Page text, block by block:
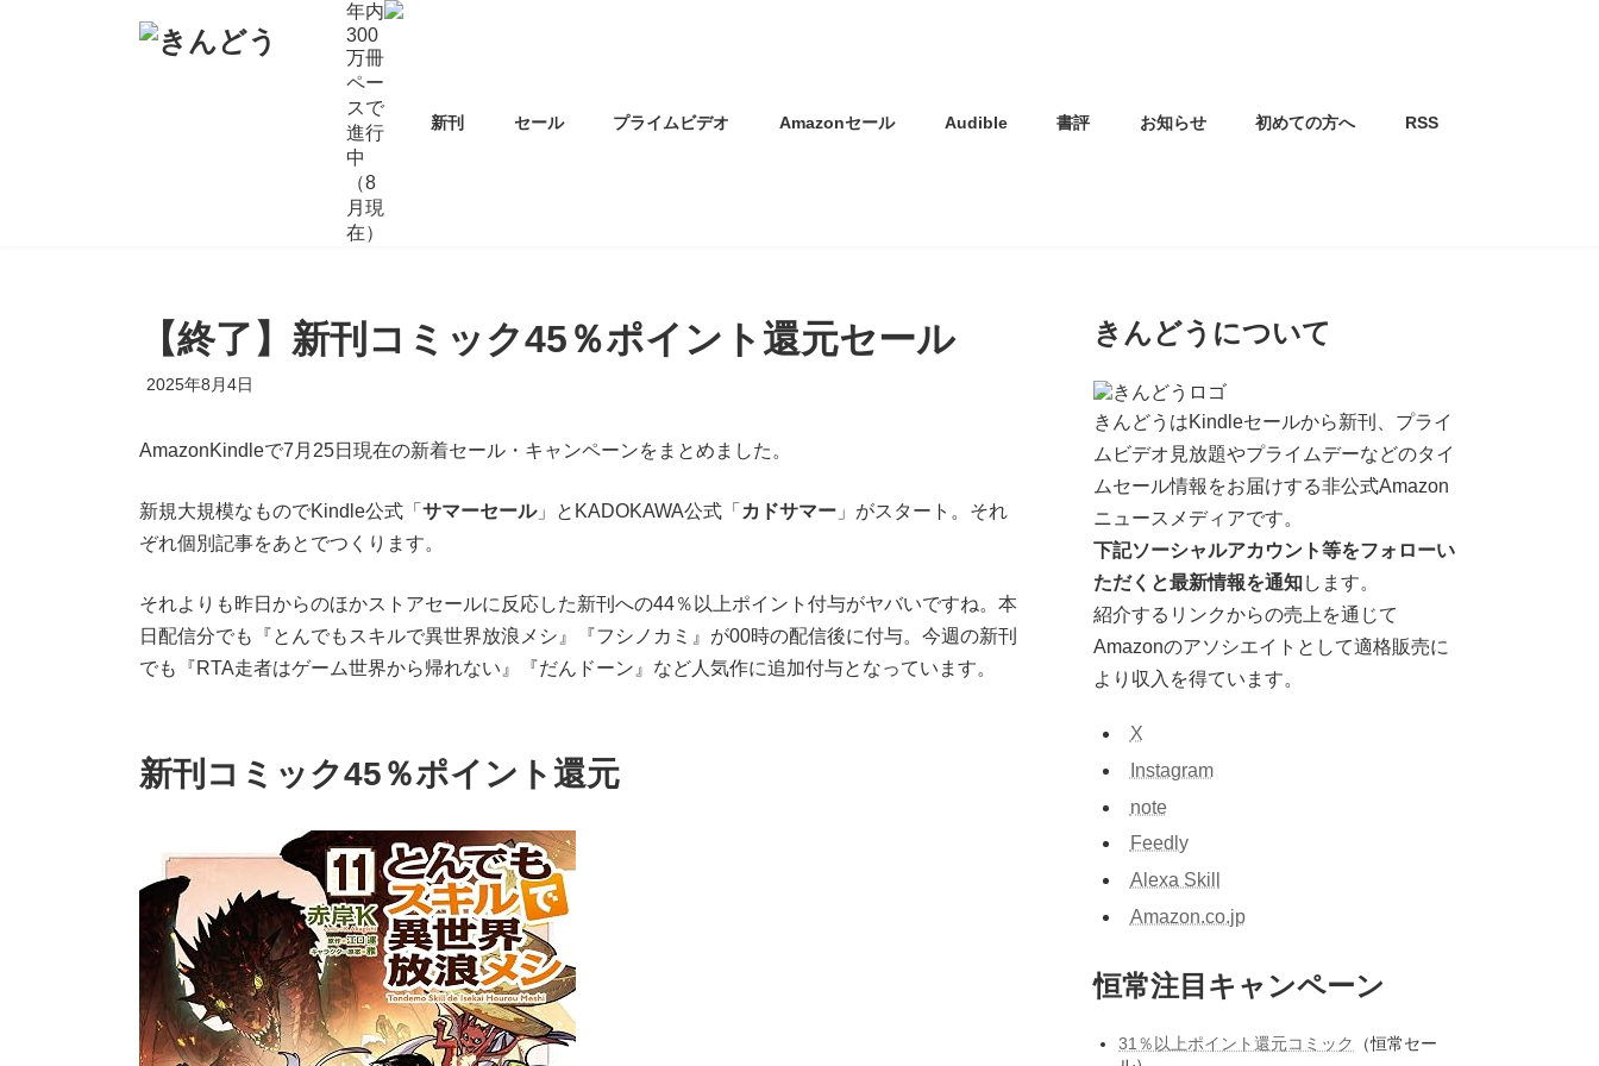
年内
300
万冊
ペー
スで
進行
中
（8
月現
在）
新刊 セール プライムビデオ Amazonセール Audible 書評 お知らせ 初めての方へ RSS
【終了】新刊コミック45％ポイント還元セール
2025年8月4日
AmazonKindleで7月25日現在の新着セール・キャンペーンをまとめました。
新規大規模なものでKindle公式「 サマーセール」とKADOKAWA公式「 カドサマー 」がスタート。それ
ぞれ個別記事をあとでつくります。
それよりも昨日からのほかストアセールに反応した新刊への44％以上ポイント付与がヤバいですね。本
日配信分でも『とんでもスキルで異世界放浪メシ』『フシノカミ』が00時の配信後に付与。今週の新刊
でも『RTA走者はゲーム世界から帰れない』『だんドーン』など人気作に追加付与となっています。
新刊コミック45％ポイント還元
きんどうについて
きんどうはKindleセールから新刊、プライ
ムビデオ見放題やプライムデーなどのタイ
ムセール情報をお届けする非公式Amazon
ニュースメディアです。
下記ソーシャルアカウント等をフォローい
ただくと最新情報を通知します。
紹介するリンクからの売上を通じて
Amazonのアソシエイトとして適格販売に
より収入を得ています。
X
Instagram
note
Feedly
Alexa Skill
Amazon.co.jp
恒常注目キャンペーン
31％以上ポイント還元コミック
（恒常セー